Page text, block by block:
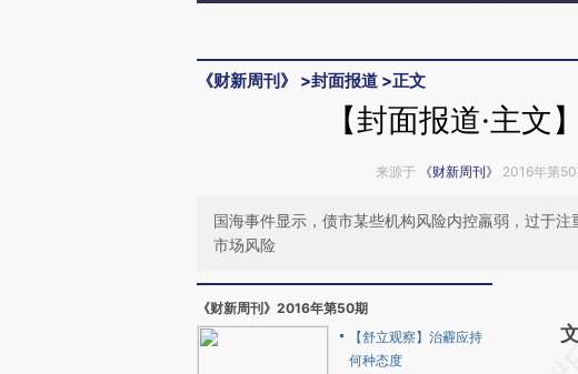
《财新周刊》 >封面报道 >正文
【封面报道·主文
来源于 《财新周刊》 2016年第
国海事件显示，债市某些机构风险内控羸弱，过于
市场风险
《财新周刊》2016年第50期
【舒立观察】治霾应持
何种态度